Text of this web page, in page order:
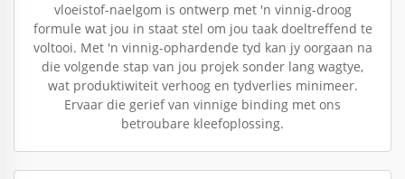
vloeistof-naelgom is ontwerp met 'n vinnig-droog
formule wat jou in staat stel om jou taak doeltreffend te
voltooi. Met 'n vinnig-ophardende tyd kan jy oorgaan na
die volgende stap van jou projek sonder lang wagtye,
wat produktiwiteit verhoog en tydverlies minimeer.
Ervaar die gerief van vinnige binding met ons
betroubare kleefoplossing.